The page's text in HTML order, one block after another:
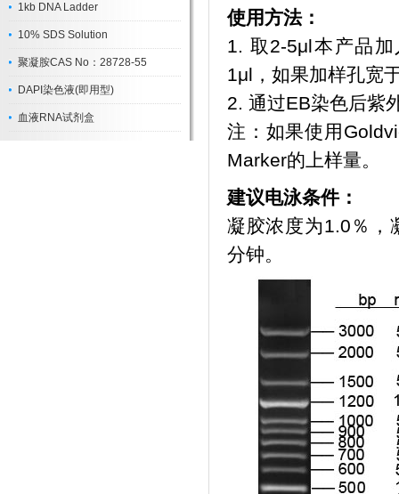
1kb DNA Ladder
10% SDS Solution
聚凝胺CAS No：28728-55
DAPI染色液(即用型)
血液RNA试剂盒
使用方法：
1. 取2-5μl本产品
1μl，如果加样孔宽
2. 通过EB染色后紫
注：如果使用
Marker的上样量。
建议电泳条件：
凝胶浓度为1.0％，
分钟。